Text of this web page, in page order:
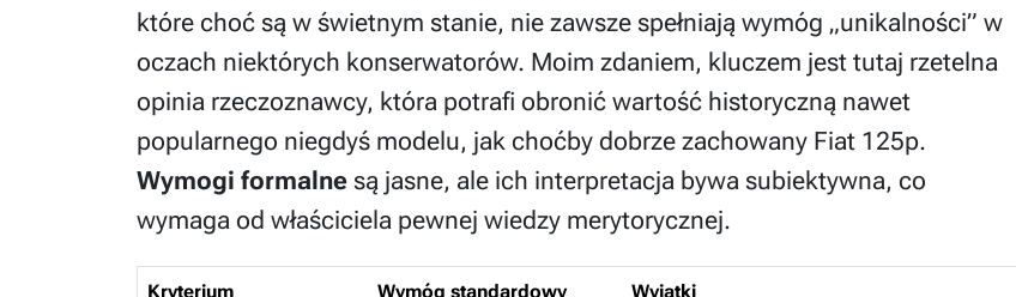
które choć są w świetnym stanie, nie zawsze spełniają wymóg „unikalności” w
oczach niektórych konserwatorów. Moim zdaniem, kluczem jest tutaj rzetelna
opinia rzeczoznawcy, która potrafi obronić wartość historyczną nawet
popularnego niegdyś modelu, jak choćby dobrze zachowany Fiat 125p.
Wymogi formalne są jasne, ale ich interpretacja bywa subiektywna, co
wymaga od właściciela pewnej wiedzy merytorycznej.
Kryterium Wymóg standardowy Wyjątki